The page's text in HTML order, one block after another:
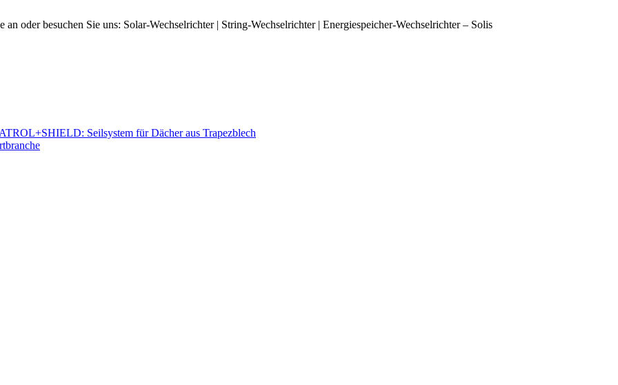
oder besuchen Sie uns: Solar-Wechselrichter | String-Wechselrichter | Energiespeicher-Wechselrichter – Solis
Seilsystem für Dächer aus Trapezblech